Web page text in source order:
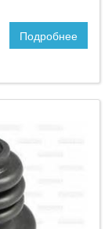
Подробнее